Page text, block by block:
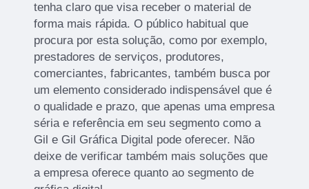
tenha claro que visa receber o material de
forma mais rápida. O público habitual que
procura por esta solução, como por exemplo,
prestadores de serviços, produtores,
comerciantes, fabricantes, também busca por
um elemento considerado indispensável que é
o qualidade e prazo, que apenas uma empresa
séria e referência em seu segmento como a
Gil e Gil Gráfica Digital pode oferecer. Não
deixe de verificar também mais soluções que
a empresa oferece quanto ao segmento de